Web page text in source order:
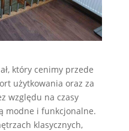
który cenimy przede
użytkowania oraz za
względu na czasy
modne i funkcjonalne.
klasycznych,